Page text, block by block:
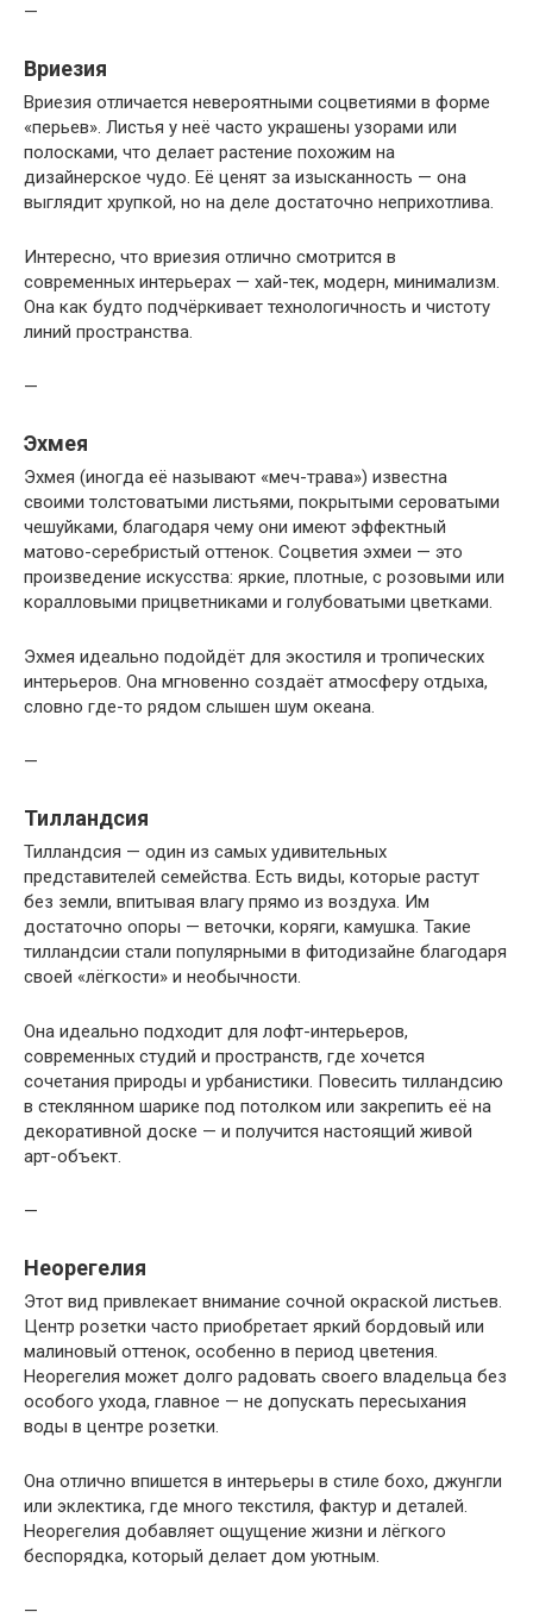
—
Вриезия
Вриезия отличается невероятными соцветиями в форме
«перьев». Листья у неё часто украшены узорами или
полосками, что делает растение похожим на
дизайнерское чудо. Её ценят за изысканность — она
выглядит хрупкой, но на деле достаточно неприхотлива.
Интересно, что вриезия отлично смотрится в
современных интерьерах — хай-тек, модерн, минимализм.
Она как будто подчёркивает технологичность и чистоту
линий пространства.
—
Эхмея
Эхмея (иногда её называют «меч-трава») известна
своими толстоватыми листьями, покрытыми сероватыми
чешуйками, благодаря чему они имеют эффектный
матово-серебристый оттенок. Соцветия эхмеи — это
произведение искусства: яркие, плотные, с розовыми или
коралловыми прицветниками и голубоватыми цветками.
Эхмея идеально подойдёт для экостиля и тропических
интерьеров. Она мгновенно создаёт атмосферу отдыха,
словно где-то рядом слышен шум океана.
—
Тилландсия
Тилландсия — один из самых удивительных
представителей семейства. Есть виды, которые растут
без земли, впитывая влагу прямо из воздуха. Им
достаточно опоры — веточки, коряги, камушка. Такие
тилландсии стали популярными в фитодизайне благодаря
своей «лёгкости» и необычности.
Она идеально подходит для лофт-интерьеров,
современных студий и пространств, где хочется
сочетания природы и урбанистики. Повесить тилландсию
в стеклянном шарике под потолком или закрепить её на
декоративной доске — и получится настоящий живой
арт-объект.
—
Неорегелия
Этот вид привлекает внимание сочной окраской листьев.
Центр розетки часто приобретает яркий бордовый или
малиновый оттенок, особенно в период цветения.
Неорегелия может долго радовать своего владельца без
особого ухода, главное — не допускать пересыхания
воды в центре розетки.
Она отлично впишется в интерьеры в стиле бохо, джунгли
или эклектика, где много текстиля, фактур и деталей.
Неорегелия добавляет ощущение жизни и лёгкого
беспорядка, который делает дом уютным.
—